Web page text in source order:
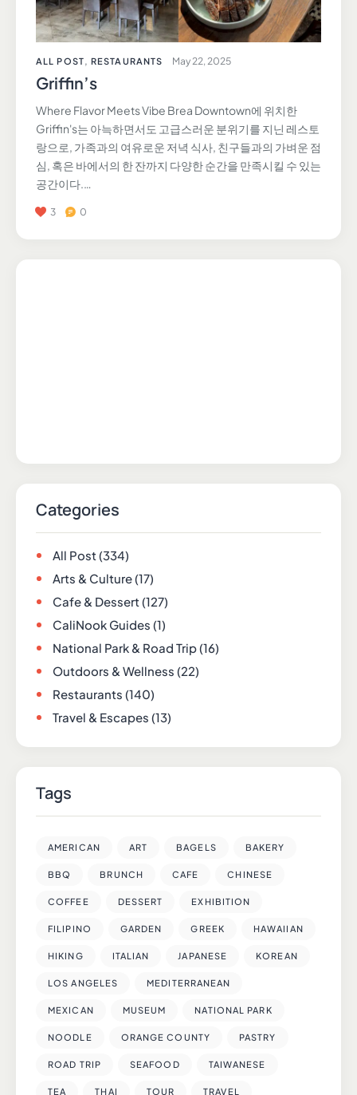
ALL POST,RESTAURANTS May 22, 2025
Griffin’s
Where Flavor Meets Vibe Brea Downtown에 위치한
Griffin's는 아늑하면서도 고급스러운 분위기를 지닌 레스토
랑으로, 가족과의 여유로운 저녁 식사, 친구들과의 가벼운 점
심, 혹은 바에서의 한 잔까지 다양한 순간을 만족시킬 수 있는
공간이다.…
3 0
Categories
All Post(334)
Arts & Culture(17)
Cafe & Dessert(127)
CaliNook Guides (1)
National Park & Road Trip(16)
Outdoors & Wellness (22)
Restaurants (140)
Travel & Escapes (13)
Tags
AMERICAN ART BAGELS BAKERY
BBQ BRUNCH CAFE CHINESE
COFFEE DESSERT EXHIBITION
FILIPINO GARDEN GREEK HAWAIIAN
HIKING ITALIAN JAPANESE KOREAN
LOS ANGELES MEDITERRANEAN
MEXICAN MUSEUM NATIONAL PARK
NOODLE ORANGE COUNTY PASTRY
ROAD TRIP SEAFOOD TAIWANESE
TEA THAI TOUR TRAVEL